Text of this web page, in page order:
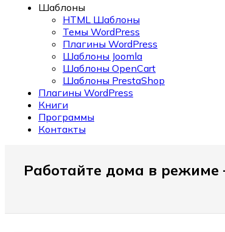
Шаблоны
HTML Шаблоны
Темы WordPress
Плагины WordPress
Шаблоны Joomla
Шаблоны OpenCart
Шаблоны PrestaShop
Плагины WordPress
Книги
Программы
Контакты
Работайте дома в режиме